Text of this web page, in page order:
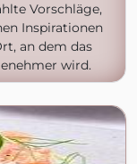
Vorschläge,
Inspirationen
an dem das
wird.